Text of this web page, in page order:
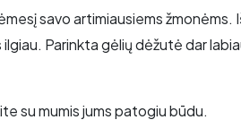
savo artimiausiems
Parinkta gėlių dėžutė dar
su mumis jums patogiu būdu.